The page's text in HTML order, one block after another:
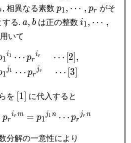
相異なる素数 p_1,
p1, \cdots,
⋯ , p_r
pr がそ
する. a,
a, b
b は正の整数 i_1,
i1, \cdots,
⋯ ,
いて
\begin{aligned} a &=
1
i1 ⋯ pr
ir ⋯ 2 ,
1
j1 ⋯ pr
jr ⋯ 3
を [1]
1 に代入すると
p_1{}^{i_1m}\cdots
pr
ir m = p1
j1n ⋯ pr
jr n
分解の一意性により